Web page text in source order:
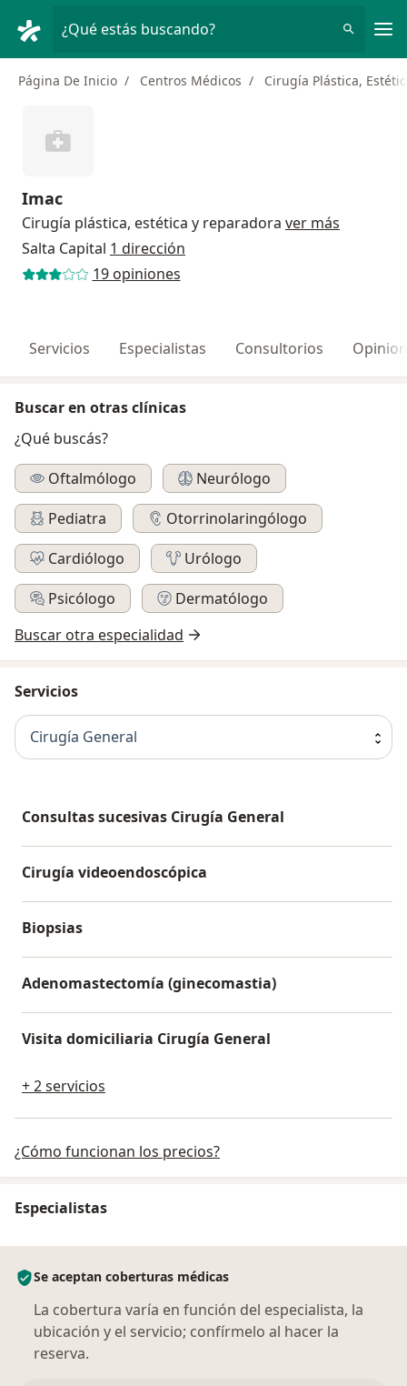
¿Qué estás buscando?
Página De Inicio Centros Médicos Cirugía Plástica,
Imac
Cirugía plástica, estética y reparadora ver más
Salta Capital 1 dirección
19 opiniones
Servicios Especialistas Consultorios
Buscar en otras clínicas
¿Qué buscás?
Oftalmólogo
Neurólogo
Pediatra
Otorrinolaringólogo
Cardiólogo
Urólogo
Psicólogo
Dermatólogo
Buscar otra especialidad
Servicios
Cirugía General
Consultas sucesivas Cirugía General
Cirugía videoendoscópica
Biopsias
Adenomastectomía (ginecomastia)
Visita domiciliaria Cirugía General
+ 2 servicios
¿Cómo funcionan los precios?
Especialistas
Se aceptan coberturas médicas
La cobertura varía en función del especialista, la
ubicación y el servicio; confírmelo al hacer la
reserva.